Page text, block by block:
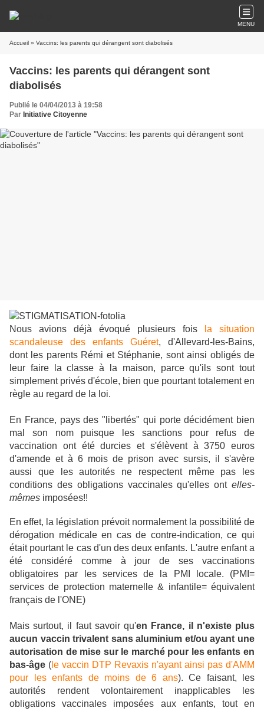
MENU
Accueil » Vaccins: les parents qui dérangent sont diabolisés
Vaccins: les parents qui dérangent sont
diabolisés
Publié le 04/04/2013 à 19:58
Par Initiative Citoyenne
Nous avions déjà évoqué plusieurs fois
la situation
scandaleuse des enfants Guéret, d'Allevard-les-Bains,
dont les parents Rémi et Stéphanie, sont ainsi obligés de
leur faire la classe à la maison, parce qu'ils sont tout
simplement privés d'école, bien que pourtant totalement en
règle au regard de la loi.
En France, pays des "libertés" qui porte décidément bien
mal son nom puisque les sanctions pour refus de
vaccination ont été durcies et s'élèvent à 3750 euros
d'amende et à 6 mois de prison avec sursis, il s'avère
aussi que les autorités ne respectent même pas les
conditions des obligations vaccinales qu'elles ont elles-
mêmes imposées!!
En effet, la législation prévoit normalement la possibilité de
dérogation médicale en cas de contre-indication, ce qui
était pourtant le cas d'un des deux enfants. L'autre enfant a
été considéré comme à jour de ses vaccinations
obligatoires par les services de la PMI locale. (PMI=
services de protection maternelle & infantile= équivalent
français de l'ONE)
Mais surtout, il faut savoir qu'en France, il n'existe plus
aucun vaccin trivalent sans aluminium et/ou ayant une
autorisation de mise sur le marché pour les enfants en
bas-âge ( le vaccin DTP Revaxis n'ayant ainsi pas d'AMM
pour les enfants de moins de 6 ans). Ce faisant, les
autorités rendent volontairement inapplicables les
obligations vaccinales imposées aux enfants, tout en